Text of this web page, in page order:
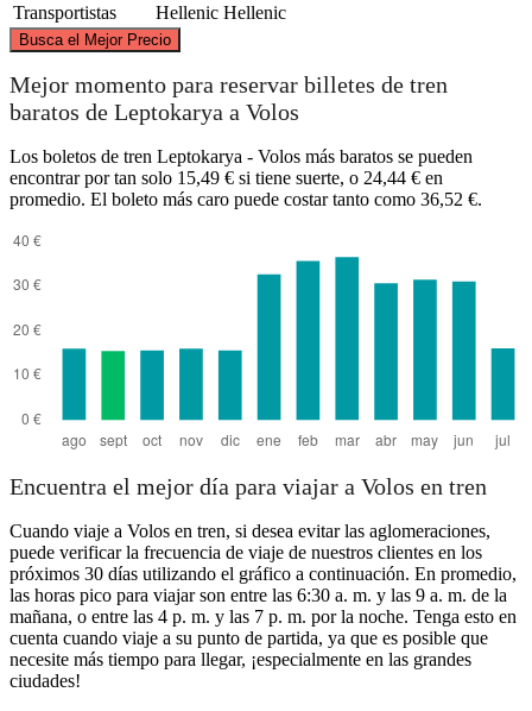
Transportistas
Hellenic Hellenic
Busca el Mejor Precio
©CARTO
Mejor momento para reservar billetes de tren
baratos de Leptokarya a Volos
Los boletos de tren Leptokarya - Volos más baratos se pueden
encontrar por tan solo 15,49 € si tiene suerte, o 24,44 € en
promedio. El boleto más caro puede costar tanto como 36,52 €.
Encuentra el mejor día para viajar a Volos en tren
Cuando viaje a Volos en tren, si desea evitar las aglomeraciones,
puede verificar la frecuencia de viaje de nuestros clientes en los
próximos 30 días utilizando el gráfico a continuación. En promedio,
las horas pico para viajar son entre las 6:30 a. m. y las 9 a. m. de la
mañana, o entre las 4 p. m. y las 7 p. m. por la noche. Tenga esto en
cuenta cuando viaje a su punto de partida, ya que es posible que
necesite más tiempo para llegar, ¡especialmente en las grandes
ciudades!